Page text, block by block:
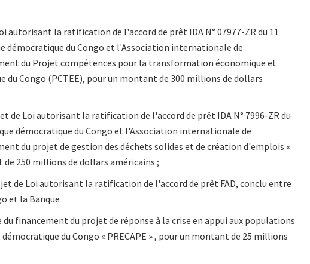
autorisant la ratification de l'accord de prêt IDA N° 07977-ZR du 11
démocratique du Congo et l'Association internationale de
du Projet compétences pour la transformation économique et
du Congo (PCTEE), pour un montant de 300 millions de dollars
de Loi autorisant la ratification de l'accord de prêt IDA N° 7996-ZR du
démocratique du Congo et l'Association internationale de
du projet de gestion des déchets solides et de création d'emplois «
de 250 millions de dollars américains ;
de Loi autorisant la ratification de l'accord de prêt FAD, conclu entre
et la Banque
financement du projet de réponse à la crise en appui aux populations
du Congo « PRECAPE » , pour un montant de 25 millions